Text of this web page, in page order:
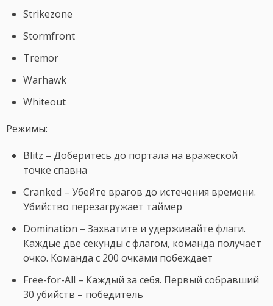
Strikezone
Stormfront
Tremor
Warhawk
Whiteout
Режимы:
Blitz – Доберитесь до портала на вражеской
точке спавна
Cranked – Убейте врагов до истечения времени.
Убийство перезагружает таймер
Domination – Захватите и удерживайте флаги.
Каждые две секунды с флагом, команда получает
очко. Команда с 200 очками побеждает
Free-for-All – Каждый за себя. Первый собравший
30 убийств – победитель